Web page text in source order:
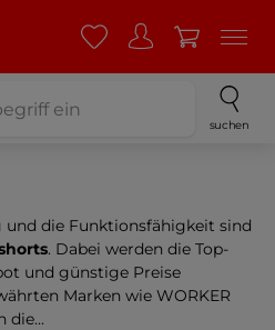
suchen
die Funktionsfähigkeit sind
. Dabei werden die Top-
und günstige Preise
Marken wie WORKER
die...